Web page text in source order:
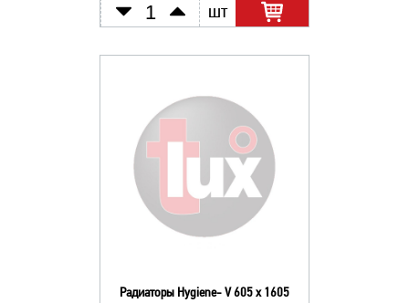
шт
Радиаторы Hygiene- V 605 х 1605